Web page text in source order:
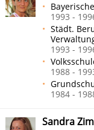
1993 -
Städt.
1993 -
1988 -
1984 -
Sandra